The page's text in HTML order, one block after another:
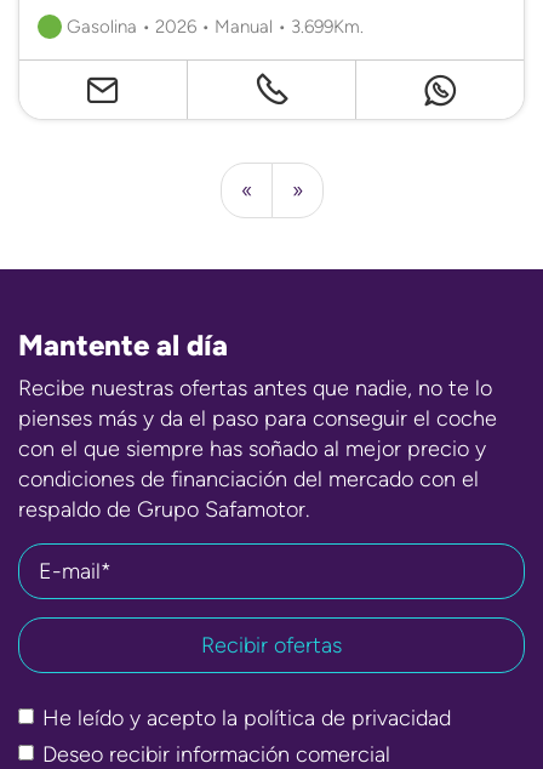
Gasolina • 2026 • Manual • 3.699Km.
« »
Mantente al día
Recibe nuestras ofertas antes que nadie, no te lo
pienses más y da el paso para conseguir el coche
con el que siempre has soñado al mejor precio y
condiciones de financiación del mercado con el
respaldo de Grupo Safamotor.
E-mail*
He leído y acepto la política de privacidad
Deseo recibir información comercial